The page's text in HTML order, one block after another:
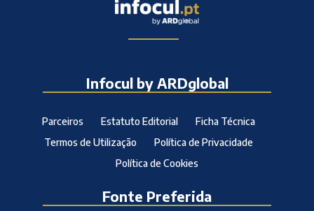
Infocul by ARDglobal
Parceiros Estatuto Editorial
Ficha Técnica
Termos de Utilização
Política de Privacidade
Política de Cookies
Fonte Preferida